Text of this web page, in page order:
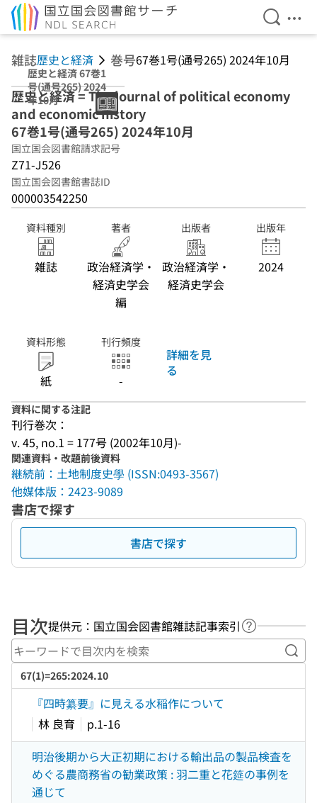
検索を
メ
雑誌歴史と経済 巻号67巻1号(通号265) 2024年10月
歴史と経済 67巻1
号(通号265) 2024
年10月
歴史と経済 = The journal of political economy
and economic history
67巻1号(通号265) 2024年10月
国立国会図書館請求記号
Z71-J526
国立国会図書館書誌ID
000003542250
資料種別
雑誌
著者
政治経済学・
経済史学会
編
出版者
政治経済学・
経済史学会
出版年
2024
資料形態
紙
刊行頻度
-
詳細を見
る
資料に関する注記
刊行巻次：
v. 45, no.1 = 177号 (2002年10月)-
関連資料・改題前後資料
継続前：土地制度史學 (ISSN:0493-3567)
他媒体版：2423-9089
書店で探す
書店で探す
目次提供元：国立国会図書館雑誌記事索引 ヘルプペー
キ
67(1)=265:2024.10
『四時纂要』に見える水稲作について
林 良育
p.1-16
明治後期から大正初期における輸出品の製品検査を
めぐる農商務省の勧業政策 : 羽二重と花筵の事例を
通じて